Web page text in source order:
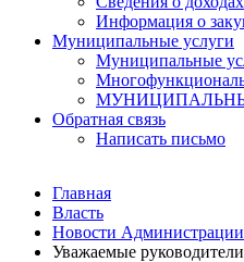
Информация о
Муниципальные услуги
Муниципальные
Обратная связь
Написать письмо
Главная
Власть
Новости Администрации
Уважаемые